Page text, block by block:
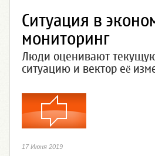
Ситуация в
мониторинг
Люди оценивают
ситуацию и вектор её
17 Июня 2019